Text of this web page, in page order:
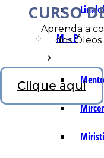
Linalol
M – P
CURSO
Aprenda a
dos Óleos
Clique aqui